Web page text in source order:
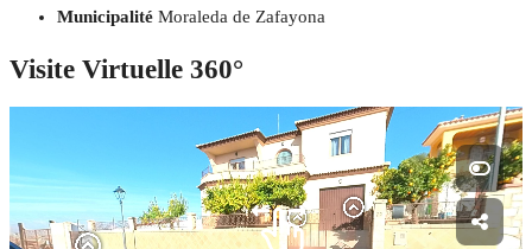
Municipalité Moraleda de Zafayona
Visite Virtuelle 360°